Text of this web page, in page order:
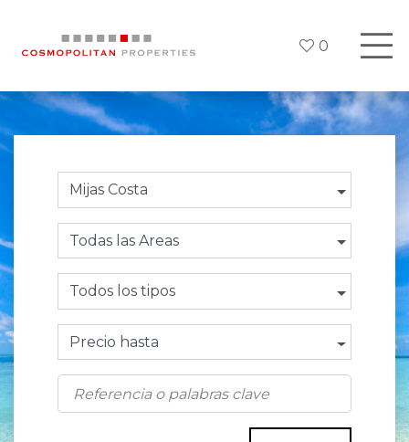
0
Mijas Costa
Todas las Areas
Todos los tipos
Precio hasta